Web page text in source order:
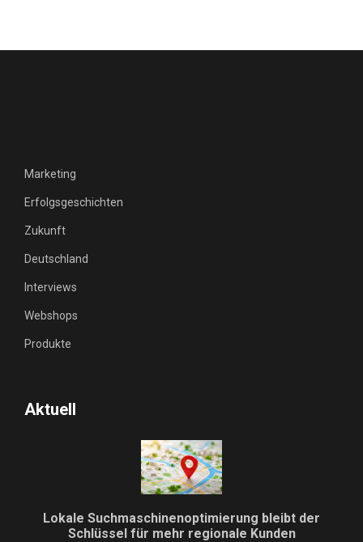
Marketing
Erfolgsgeschichten
Zukunft
Deutschland
Interviews
Webshops
Produkte
Aktuell
Lokale Suchmaschinenoptimierung bleibt der
Schlüssel für mehr regionale Kunden